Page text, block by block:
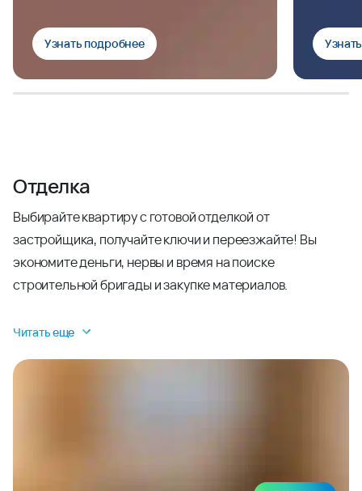
Узнать подробнее
Отделка
Выбирайте квартиру с готовой отделкой от
застройщика, получайте ключи и переезжайте! Вы
экономите деньги, нервы и время на поиске
строительной бригады и закупке материалов.
Читать еще